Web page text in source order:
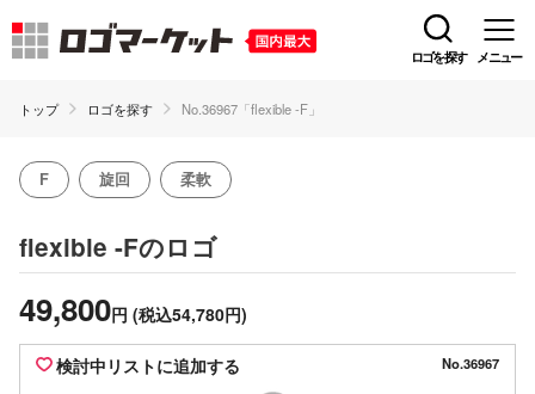
ロゴを探す メニュー
トップ ロゴを探す No.36967「flexible -F」
F 旋回 柔軟
flexible -Fのロゴ
49,800円 (税込54,780円)
検討中リストに追加する No.36967